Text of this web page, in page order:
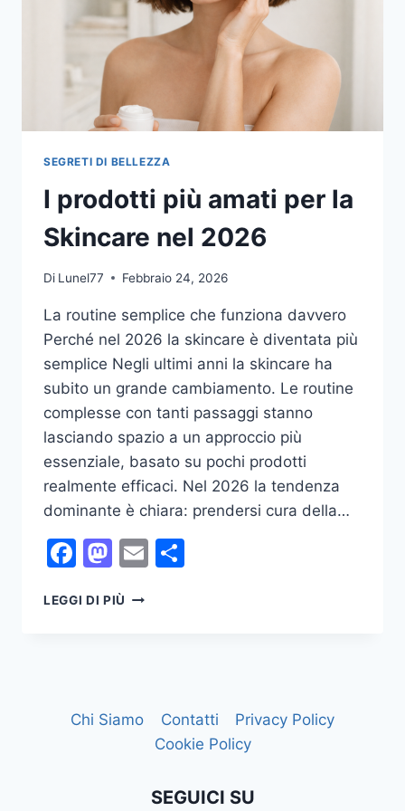
SEGRETI DI BELLEZZA
I prodotti più amati per la
Skincare nel 2026
Di Lunel77 Febbraio 24, 2026
La routine semplice che funziona davvero
Perché nel 2026 la skincare è diventata più
semplice Negli ultimi anni la skincare ha
subito un grande cambiamento. Le routine
complesse con tanti passaggi stanno
lasciando spazio a un approccio più
essenziale, basato su pochi prodotti
realmente efficaci. Nel 2026 la tendenza
dominante è chiara: prendersi cura della…
Facebook
Mastodon
Email
LEGGI DI PIÙ
NEL
2026
Chi Siamo Contatti
Privacy Policy
Cookie Policy
SEGUICI SU